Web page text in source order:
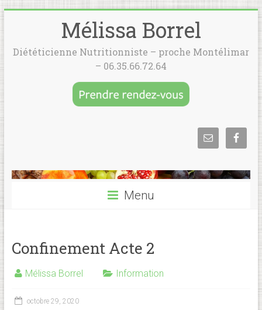
Mélissa Borrel
Diététicienne Nutritionniste – proche Montélimar
– 06.35.66.72.64
Menu
Confinement Acte 2
Mélissa Borrel Information
octobre 29, 2020